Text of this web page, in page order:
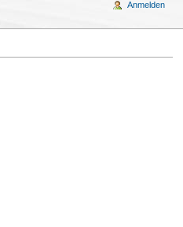
Anmelden